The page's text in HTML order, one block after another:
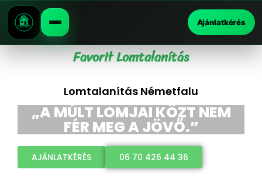
Ajánlatkérés
Favorit Lomtalanítás
Lomtalanítás Németfalu
„A MÚLT LOMJAI KÖZT NEM
FÉR MEG A JÖVŐ.”
AJÁNLATKÉRÉS 06 70 426 44 36